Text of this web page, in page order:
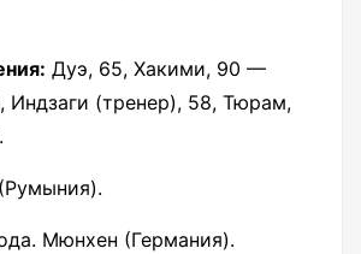
Дуэ, 65, Хакими, 90 —
Индзаги (тренер), 58, Тюрам,
Мюнхен (Германия).